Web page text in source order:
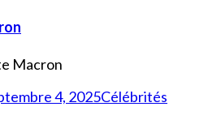
4, 2025Célébrités